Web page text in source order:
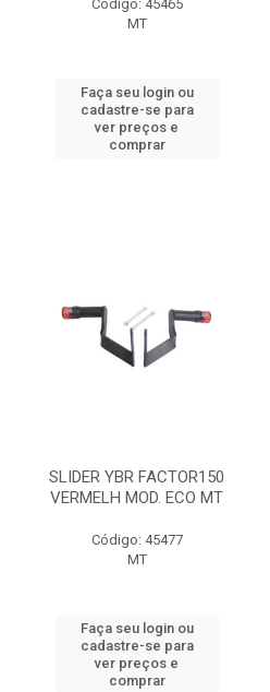
Código: 45465
MT
Faça seu login ou
cadastre-se para
ver preços e
comprar
SLIDER YBR FACTOR150
VERMELH MOD. ECO MT
Código: 45477
MT
Faça seu login ou
cadastre-se para
ver preços e
comprar